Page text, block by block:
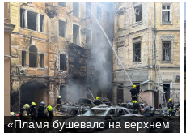
«Пламя бушевало на верхнем